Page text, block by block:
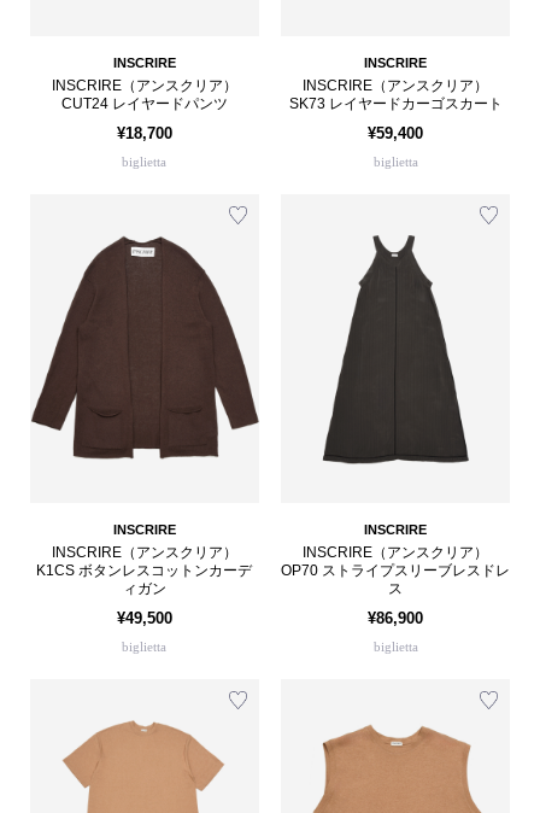
INSCRIRE
INSCRIRE（アンスクリア）
CUT24 レイヤードパンツ
¥18,700
biglietta
INSCRIRE
INSCRIRE（アンスクリア）
SK73 レイヤードカーゴスカート
¥59,400
biglietta
INSCRIRE
INSCRIRE（アンスクリア）
K1CS ボタンレスコットンカーデ
ィガン
¥49,500
biglietta
INSCRIRE
INSCRIRE（アンスクリア）
OP70 ストライプスリーブレスドレ
ス
¥86,900
biglietta